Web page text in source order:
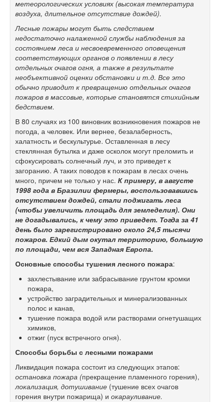
метеорологических условиях (высокая температура
воздуха, длительное отсутствие дождей).
Лесные пожары могут быть следствием
недостаточно налаженной службы наблюдения за
состоянием леса и несвоевременного оповещения
соответствующих органов о появлении в лесу
отдельных очагов огня, а также в результате
необъективной оценки обстановки и т.д. Все это
обычно приводит к превращению отдельных очагов
пожаров в массовые, которые становятся стихийным
бедствием.
В 80 случаях из 100 виновник возникновения пожаров не
погода, а человек. Или вернее, безалаберность,
халатность и бескультурье. Оставленная в лесу
стеклянная бутылка и даже осколок могут преломить и
сфокусировать солнечный луч, и это приведет к
загоранию. А таких поводов к пожарам в лесах очень
много, причем не только у нас. К примеру, в августе
1998 года в Бразилии фермеры, воспользовавшись
отсутствием дождей, стали поджигать леса
(чтобы увеличить площадь для земледелия). Они
не догадывались, к чему это приведет. Тогда за 41
день было зарегистрировано около 24,5 тысячи
пожаров. Едкий дым окутал территорию, большую
по площади, чем вся Западная Европа.
Основные способы тушения лесного пожара:
захлестывание или забрасывание грунтом кромки
пожара,
устройство заградительных и минерализованных
полос и канав,
тушение пожара водой или растворами огнетушащих
химиков,
отжиг (пуск встречного огня).
Способы борьбы с лесными пожарами
Ликвидация пожара состоит из следующих этапов:
остановка пожара (прекращение пламенного горения),
локализация, дотушивание (тушение всех очагов
горения внутри пожарища) и окарауливание.